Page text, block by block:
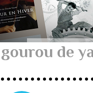
gourou de